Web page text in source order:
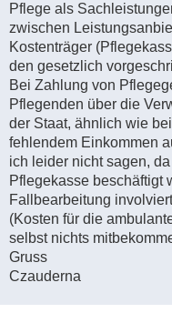
Pflege als
zwischen
Kostenträger
den gesetzlich
Bei Zahlung von
Pflegenden über die
der Staat, ähnlich wie
fehlendem Einkommen
ich leider nicht sagen,
Pflegekasse beschäftigt
Fallbearbeitung
(Kosten für die
selbst nichts
Gruss
Czauderna